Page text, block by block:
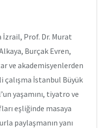
İzrail, Prof. Dr. Murat
Burçak Evren,
ve akademisyenlerden
çalışma İstanbul Büyük
yaşamını, tiyatro ve
eşliğinde masaya
paylaşmanın yanı